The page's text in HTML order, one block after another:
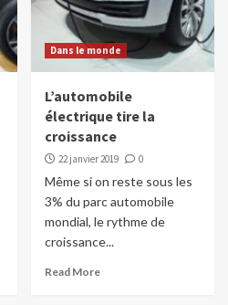
Dans le monde
L’automobile
électrique tire la
croissance
22 janvier 2019 0
Même si on reste sous les
3% du parc automobile
mondial, le rythme de
croissance...
Read More